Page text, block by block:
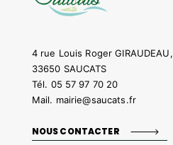
4 rue Louis Roger GIRAUDEAU,
33650 SAUCATS
Tél. 05 57 97 70 20
Mail. mairie@saucats.fr
NOUS CONTACTER